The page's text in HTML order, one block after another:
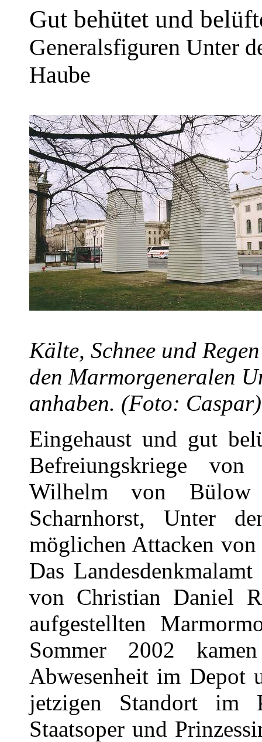
Gut behütet und
Generalsfiguren Unter
Haube
Kälte, Schnee und
den Marmorgeneralen
anhaben. (Foto: Caspar)
Eingehaust und gut
Befreiungskriege
Wilhelm von
Scharnhorst, Unter
möglichen Attacken
Das
von Christian Daniel
aufgestellten
Sommer 2002
Abwesenheit im Depot
jetzigen Standort im
Staatsoper und